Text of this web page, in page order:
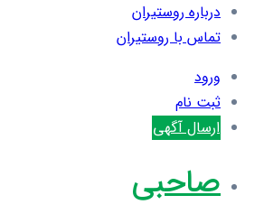
درباره روستیران
تماس با روستیران
ورود
ثبت نام
ارسال آگهی
صاحبی